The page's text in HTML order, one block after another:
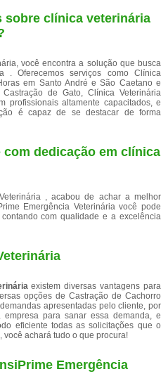
sobre clínica veterinária
você encontra a solução que busca
. Oferecemos serviços como Clínica
em Santo André e São Caetano e
de Gato, Clínica Veterinária
profissionais altamente capacitados, e
é capaz de se destacar de forma
com dedicação em clínica
, acabou de achar a melhor
Emergência Veterinária você pode
com qualidade e a excelência
existem diversas vantagens para
opções de Castração de Cachorro
apresentadas pelo cliente, por
para sanar essa demanda, e
eficiente todas as solicitações que o
achará tudo o que procura!
Emergência